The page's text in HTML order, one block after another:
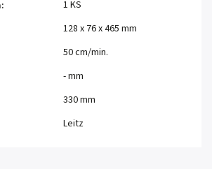
:
1 KS
128 x 76 x 465 mm
50 cm/min.
- mm
330 mm
Leitz